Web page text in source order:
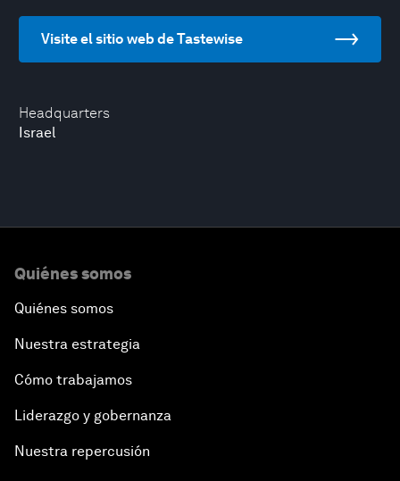
Headquarters
Israel
Visite el sitio web de Tastewise
Quiénes somos
Quiénes somos
Nuestra estrategia
Cómo trabajamos
Liderazgo y gobernanza
Nuestra repercusión